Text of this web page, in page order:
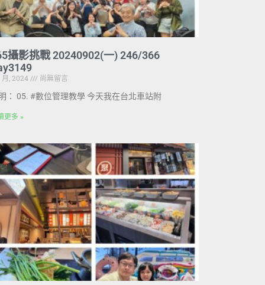
攝影挑戰 20240902(一) 246/366
, 2024
尚無留言
： 05. #數位管理教學 今天我在台北車站附
更多 »